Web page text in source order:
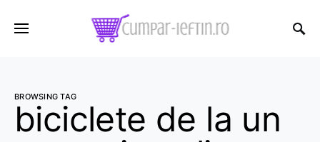
BROWSING TAG
biciclete de la un